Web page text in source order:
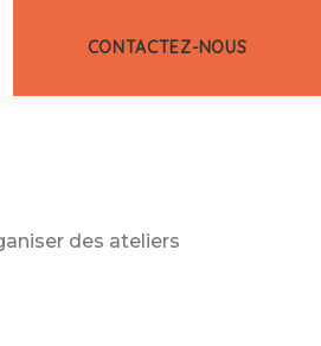
CONTACTEZ-NOUS
des ateliers